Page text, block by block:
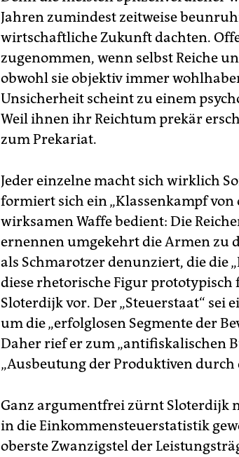
Jahren zumindest zeitweise
wirtschaftliche Zukunft dachten.
zugenommen, wenn selbst Reiche
obwohl sie objektiv immer
Unsicherheit scheint zu einem
Weil ihnen ihr Reichtum prekär
zum Prekariat.
Jeder einzelne macht sich wirklich
formiert sich ein „Klassenkampf von
wirksamen Waffe bedient: Die
ernennen umgekehrt die Armen zu
als Schmarotzer denunziert, die die
diese rhetorische Figur
Sloterdijk vor. Der „Steuerstaat“ sei
um die „erfolglosen Segmente der
Daher rief er zum „antifiskalischen
„Ausbeutung der Produktiven
Ganz argumentfrei zürnt Sloterdijk
in die Einkommensteuerstatistik
oberste Zwanzigstel der